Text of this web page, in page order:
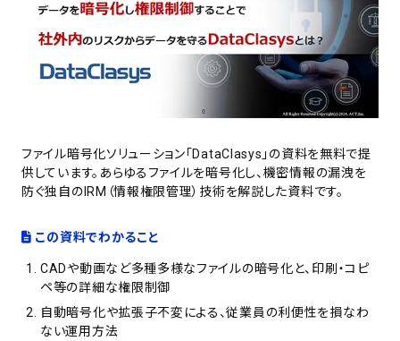
ファイル暗号化ソリューション「DataClasys」の資料を無料で提
供しています。あらゆるファイルを暗号化し、機密情報の漏洩を
防ぐ独自のIRM（情報権限管理）技術を解説した資料です。
この資料でわかること
CADや動画など多種多様なファイルの暗号化と、印刷・コピ
ペ等の詳細な権限制御
自動暗号化や拡張子不変による、従業員の利便性を損なわ
ない運用方法